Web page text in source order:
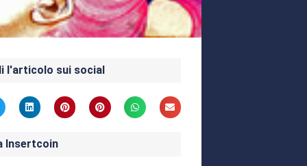
l'articolo sui social
Insertcoin